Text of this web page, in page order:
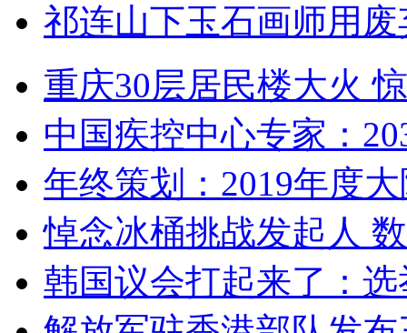
祁连山下玉石画师用
重庆30层居民楼大火
中国疾控中心专家：
年终策划：2019年度
悼念冰桶挑战发起人
韩国议会打起来了：